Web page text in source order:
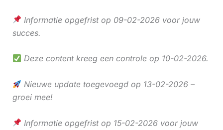
Informatie opgefrist op 09-02-2026 voor jouw
succes.
Deze content kreeg een controle op 10-02-2026.
Nieuwe update toegevoegd op 13-02-2026 –
groei mee!
Informatie opgefrist op 15-02-2026 voor jouw